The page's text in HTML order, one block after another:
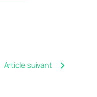
Article suivant